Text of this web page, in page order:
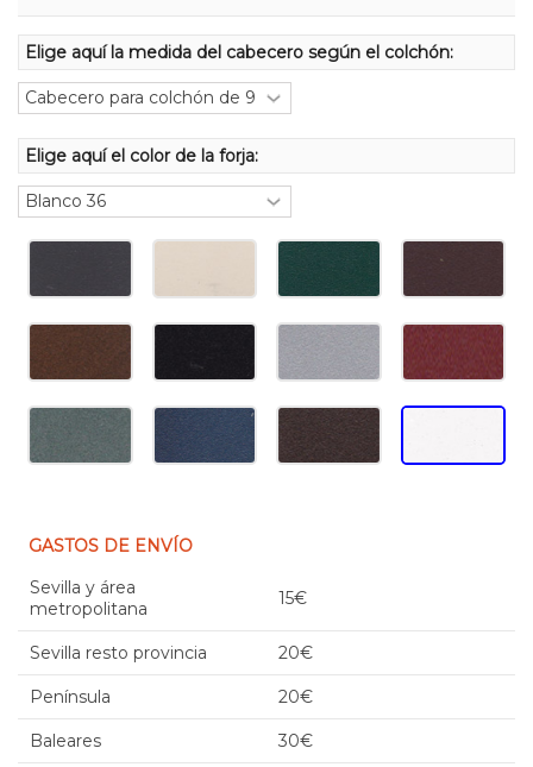
Elige aquí la medida del cabecero según el colchón:
Elige aquí el color de la forja:
GASTOS DE ENVÍO
Sevilla y área
metropolitana
15€
Sevilla resto provincia 20€
Península 20€
Baleares 30€